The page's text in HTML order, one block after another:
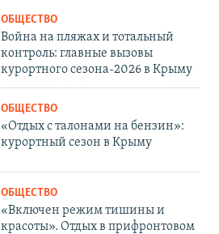
ОБЩЕСТВО
Война на пляжах и тотальный
контроль: главные вызовы
курортного сезона-2026 в Крыму
ОБЩЕСТВО
«Отдых с талонами на бензин»:
курортный сезон в Крыму
ОБЩЕСТВО
«Включен режим тишины и
красоты». Отдых в прифронтовом